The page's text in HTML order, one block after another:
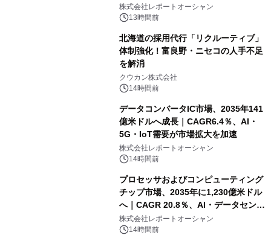
センター・高速光通信需要が成長を加
速
株式会社レポートオーシャン
13時間前
北海道の採用代行「リクルーティブ」
体制強化！富良野・ニセコの人手不足
を解消
クウカン株式会社
14時間前
データコンバータIC市場、2035年141
億米ドルへ成長｜CAGR6.4％、AI・
5G・IoT需要が市場拡大を加速
株式会社レポートオーシャン
14時間前
プロセッサおよびコンピューティング
チップ市場、2035年に1,230億米ドル
へ｜CAGR 20.8％、AI・データセンタ
ー需要が成長を牽引
株式会社レポートオーシャン
14時間前